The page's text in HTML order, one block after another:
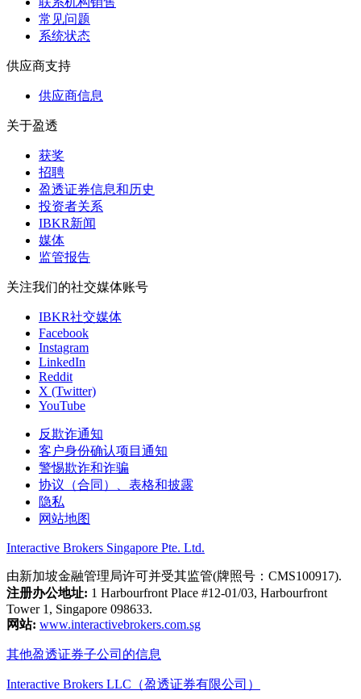
常见问题
系统状态
供应商支持
供应商信息
关于盈透
获奖
招聘
盈透证券信息和历史
投资者关系
IBKR新闻
媒体
监管报告
关注我们的社交媒体账号
IBKR社交媒体
Facebook
Instagram
LinkedIn
Reddit
X (Twitter)
YouTube
反欺诈通知
客户身份确认项目通知
警惕欺诈和诈骗
协议（合同）、表格和披露
隐私
网站地图
Interactive Brokers Singapore Pte. Ltd.
由新加坡金融管理局许可并受其监管(牌照号：CMS100917).
注册办公地址: 1 Harbourfront Place #12-01/03, Harbourfront
Tower 1, Singapore 098633.
网站: www.interactivebrokers.com.sg
其他盈透证券子公司的信息
Interactive Brokers LLC（盈透证券有限公司）